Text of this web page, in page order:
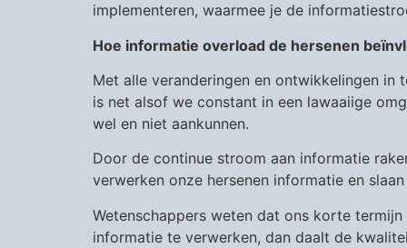
implementeren, waarmee je de
Hoe informatie overload de hersenen
Met alle veranderingen en ontwikkelingen in
is net alsof we constant in een lawaaiige
wel en niet aankunnen.
Door de continue stroom aan informatie
verwerken onze hersenen informatie en
Wetenschappers weten dat ons korte
informatie te verwerken, dan daalt de